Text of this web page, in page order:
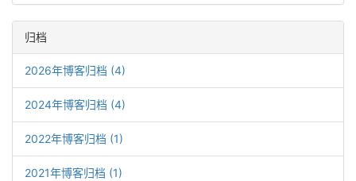
归档
2026年博客归档 (4)
2024年博客归档 (4)
2022年博客归档 (1)
2021年博客归档 (1)